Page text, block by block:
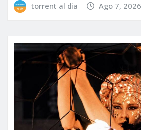
torrent al dia Ago 7, 2026